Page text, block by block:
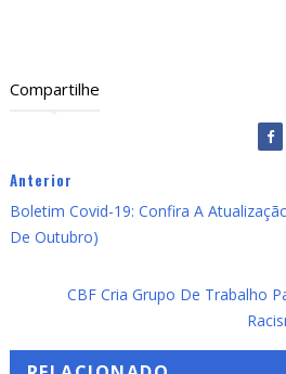
Compartilhe
Anterior
Boletim Covid-19: Confira A
De Outubro)
CBF Cria Grupo De Trabalho